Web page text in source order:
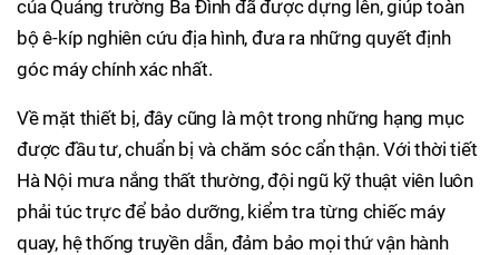
của Quảng trường Ba Đình đã được dựng lên, giúp toàn
bộ ê-kíp nghiên cứu địa hình, đưa ra những quyết định
góc máy chính xác nhất.
Về mặt thiết bị, đây cũng là một trong những hạng mục
được đầu tư, chuẩn bị và chăm sóc cẩn thận. Với thời tiết
Hà Nội mưa nắng thất thường, đội ngũ kỹ thuật viên luôn
phải túc trực để bảo dưỡng, kiểm tra từng chiếc máy
quay, hệ thống truyền dẫn, đảm bảo mọi thứ vận hành